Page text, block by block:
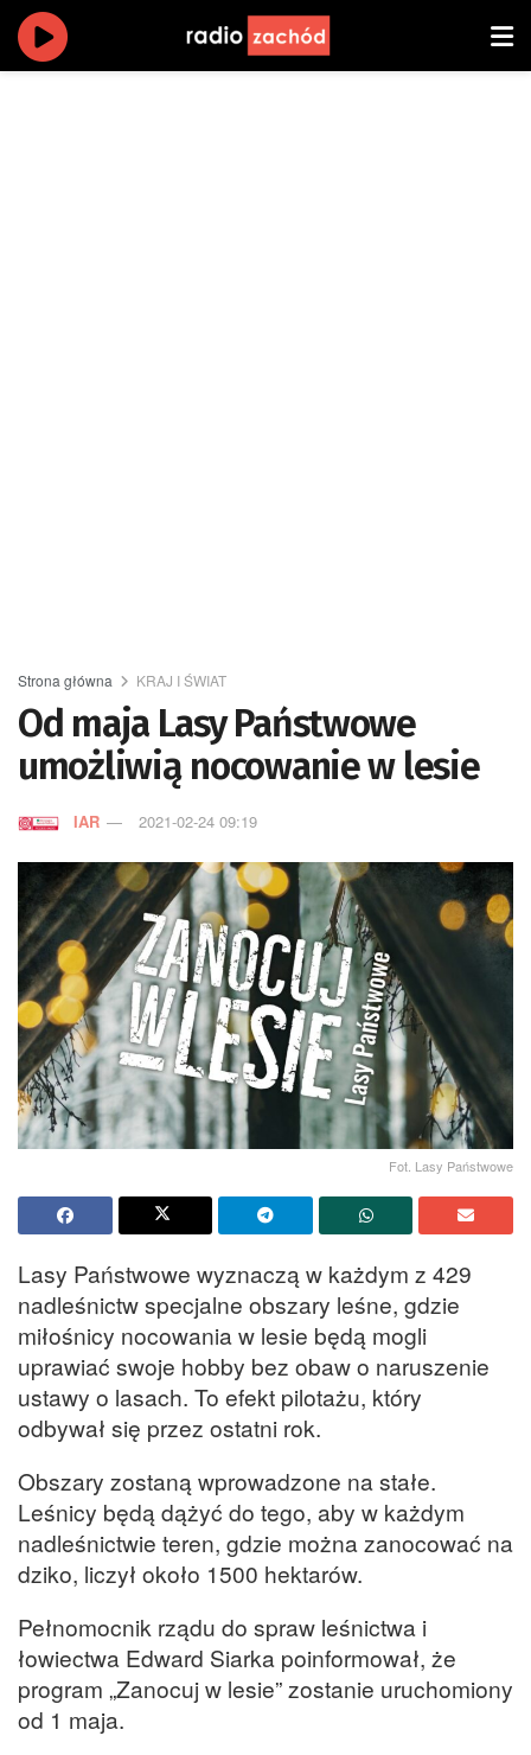
Strona główna KRAJ I ŚWIAT
Od maja Lasy Państwowe
umożliwią nocowanie w lesie
IAR 2021-02-24 09:19
Fot. Lasy Państwowe
Lasy Państwowe wyznaczą w każdym z 429
nadleśnictw specjalne obszary leśne, gdzie
miłośnicy nocowania w lesie będą mogli
uprawiać swoje hobby bez obaw o naruszenie
ustawy o lasach. To efekt pilotażu, który
odbywał się przez ostatni rok.
Obszary zostaną wprowadzone na stałe.
Leśnicy będą dążyć do tego, aby w każdym
nadleśnictwie teren, gdzie można zanocować na
dziko, liczył około 1500 hektarów.
Pełnomocnik rządu do spraw leśnictwa i
łowiectwa Edward Siarka poinformował, że
program „Zanocuj w lesie” zostanie uruchomiony
od 1 maja.